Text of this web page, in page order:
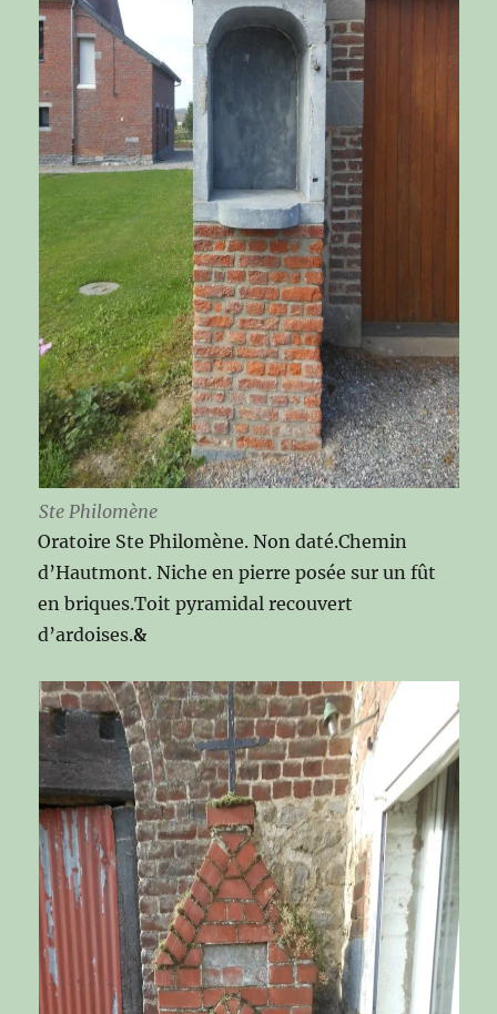
Ste Philomène
Oratoire Ste Philomène. Non daté.Chemin
d’Hautmont. Niche en pierre posée sur un fût
en briques.Toit pyramidal recouvert
d’ardoises.&